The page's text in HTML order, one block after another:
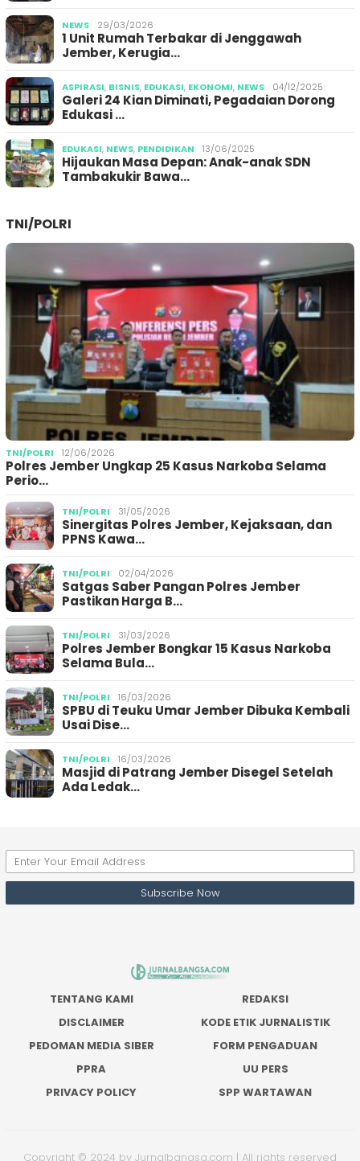
NEWS 29/03/2026
1 Unit Rumah Terbakar di Jenggawah
Jember, Kerugia…
ASPIRASI, BISNIS, EDUKASI, EKONOMI, NEWS 04/12/2025
Galeri 24 Kian Diminati, Pegadaian Dorong
Edukasi …
EDUKASI, NEWS, PENDIDIKAN 13/06/2025
Hijaukan Masa Depan: Anak-anak SDN
Tambakukir Bawa…
TNI/POLRI
TNI/POLRI 12/06/2026
Polres Jember Ungkap 25 Kasus Narkoba Selama
Perio…
TNI/POLRI 31/05/2026
Sinergitas Polres Jember, Kejaksaan, dan
PPNS Kawa…
TNI/POLRI 02/04/2026
Satgas Saber Pangan Polres Jember
Pastikan Harga B…
TNI/POLRI 31/03/2026
Polres Jember Bongkar 15 Kasus Narkoba
Selama Bula…
TNI/POLRI 16/03/2026
SPBU di Teuku Umar Jember Dibuka Kembali
Usai Dise…
TNI/POLRI 16/03/2026
Masjid di Patrang Jember Disegel Setelah
Ada Ledak…
TENTANG KAMI
REDAKSI
DISCLAIMER
KODE ETIK JURNALISTIK
PEDOMAN MEDIA SIBER
FORM PENGADUAN
PPRA
UU PERS
PRIVACY POLICY
SPP WARTAWAN
Copyright © 2024 by Jurnalbangsa.com | All rights reserved